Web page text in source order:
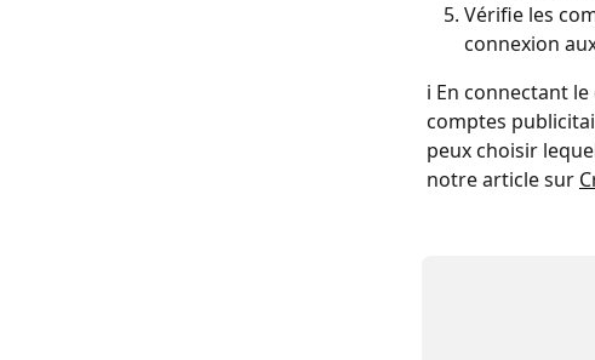
Vérifie les
connexion
ℹ️ En connectant
comptes
peux choisir
notre article sur